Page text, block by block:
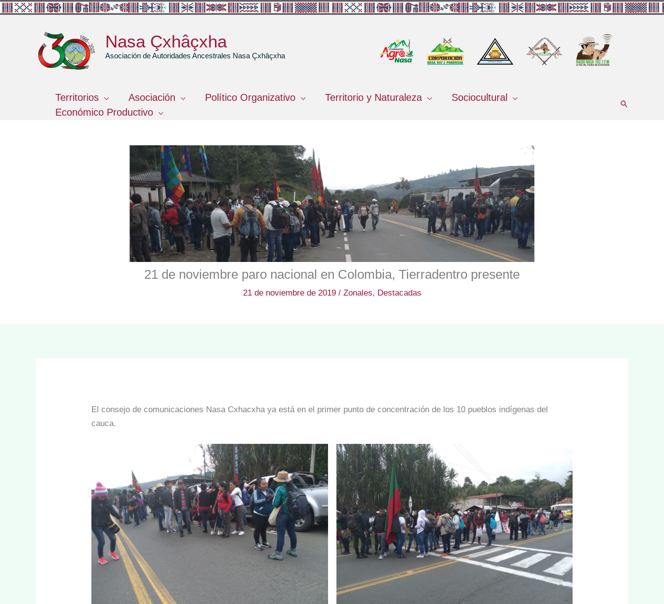
Ir
Nasa Çxhâçxha
Asociación de Autoridades Ancestrales Nasa Çxhâçxha
Territorios Asociación Político Organizativo Territorio y Naturaleza
Sociocultural
Económico Productivo
Buscar
21 de noviembre paro nacional en Colombia, Tierradentro presente
21 de noviembre de 2019 / Zonales, Destacadas
El consejo de comunicaciones Nasa Cxhacxha ya está en el primer punto de concentración de los 10 pueblos indígenas del
cauca.